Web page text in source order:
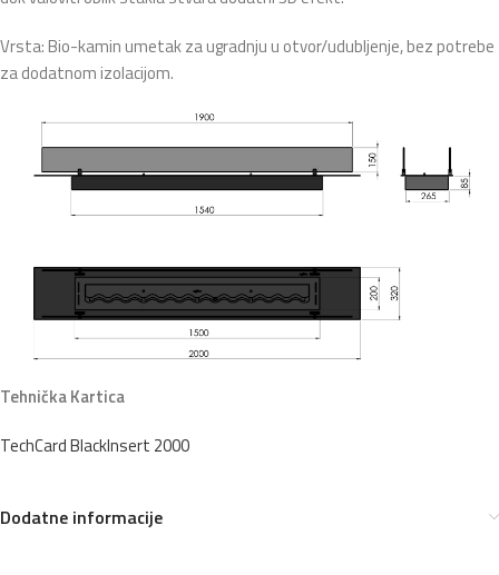
Vrsta: Bio-kamin umetak za ugradnju u otvor/udubljenje, bez potrebe
za dodatnom izolacijom.
Tehnička Kartica
TechCard BlackInsert 2000
Dodatne informacije